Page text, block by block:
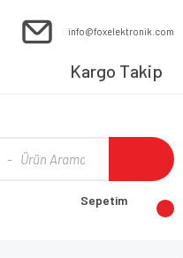
info@foxelektronik.com
Kargo Takip
Sepetim